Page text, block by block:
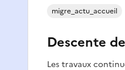
Descente
Les travaux
migre_actu_accueil